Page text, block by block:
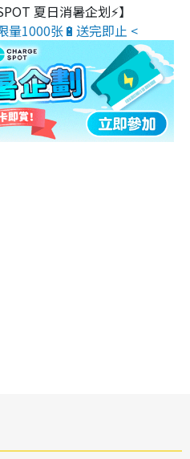
夏日消暑企划⚡】
量1000张🔋送完即止 <